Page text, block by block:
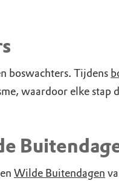
boswachters. Tijdens
waardoor elke
en Wilde Buitendagen